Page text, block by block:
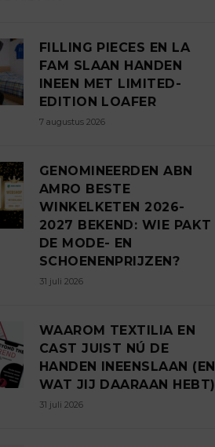
FILLING PIECES EN LA
FAM SLAAN HANDEN
INEEN MET LIMITED-
EDITION LOAFER
7 augustus 2026
GENOMINEERDEN ABN
AMRO BESTE
WINKELKETEN 2026-
2027 BEKEND: WIE PAKT
DE MODE- EN
SCHOENENPRIJZEN?
31 juli 2026
WAAROM TEXTILIA EN
CAST JUIST NÚ DE
HANDEN INEENSLAAN (EN
WAT JIJ DAARAAN HEBT)
31 juli 2026